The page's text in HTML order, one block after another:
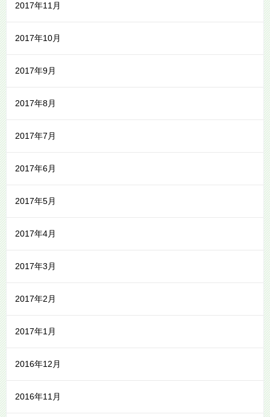
2017年11月
2017年10月
2017年9月
2017年8月
2017年7月
2017年6月
2017年5月
2017年4月
2017年3月
2017年2月
2017年1月
2016年12月
2016年11月